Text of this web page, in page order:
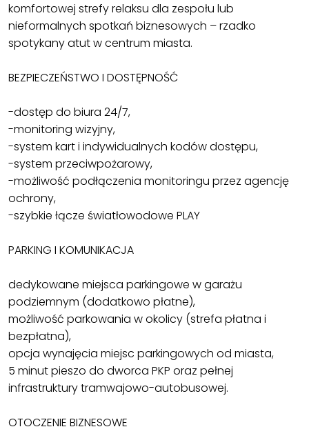
komfortowej strefy relaksu dla zespołu lub
nieformalnych spotkań biznesowych – rzadko
spotykany atut w centrum miasta.
BEZPIECZEŃSTWO I DOSTĘPNOŚĆ
-dostęp do biura 24/7,
-monitoring wizyjny,
-system kart i indywidualnych kodów dostępu,
-system przeciwpożarowy,
-możliwość podłączenia monitoringu przez agencję
ochrony,
-szybkie łącze światłowodowe PLAY
PARKING I KOMUNIKACJA
dedykowane miejsca parkingowe w garażu
podziemnym (dodatkowo płatne),
możliwość parkowania w okolicy (strefa płatna i
bezpłatna),
opcja wynajęcia miejsc parkingowych od miasta,
5 minut pieszo do dworca PKP oraz pełnej
infrastruktury tramwajowo-autobusowej.
OTOCZENIE BIZNESOWE